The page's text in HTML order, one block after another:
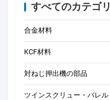
すべてのカテゴリ
合金材料
KCF材料
対ねじ押出機の部品
ツインスクリュー・バレル